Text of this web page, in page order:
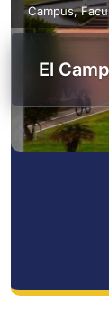
Campus,
El